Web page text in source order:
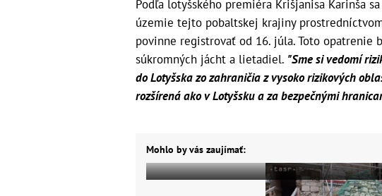
Podľa lotyšského premiéra Krišjanisa Karinša
územie tejto pobaltskej krajiny
povinne registrovať od 16. júla. Toto opatrenie
súkromných jácht a lietadiel. "Sme si vedomí
do Lotyšska zo zahraničia z vysoko rizikových
rozšírená ako v Lotyšsku a za bezpečnými
Mohlo by vás zaujímať: